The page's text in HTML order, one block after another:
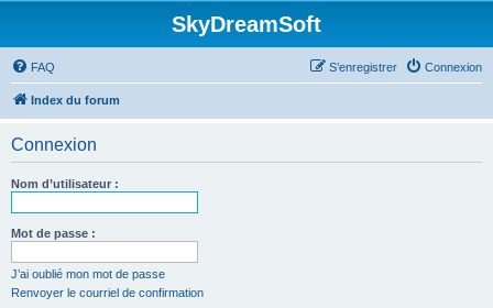
SkyDreamSoft
FAQ Connexion
S’enregistrer
Index du forum
Connexion
Nom d’utilisateur :
Mot de passe :
J’ai oublié mon mot de passe
Renvoyer le courriel de confirmation